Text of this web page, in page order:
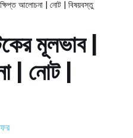
আলোচনা | নোট | বিষয়বস্তু
মূলভাব |
| নোট |